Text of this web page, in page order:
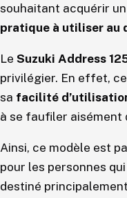
souhaitant acquérir un
pratique à utiliser au
Le Suzuki Address
privilégier. En effet,
sa facilité
à se faufiler aisément
Ainsi, ce modèle est
pour les personnes
destiné